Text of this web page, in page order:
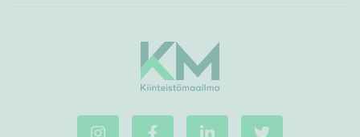
Kokonaispinta-ala